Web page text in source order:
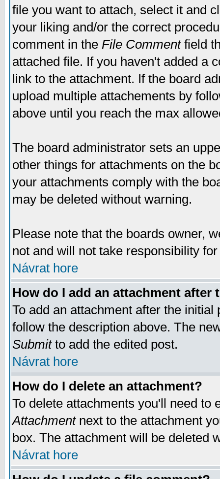
file you want to attach, select it and
your liking and/or the correct
comment in the File Commentfield
attached file. If you haven't added a
link to the attachment. If the board
upload multiple attachements by
above until you reach the max
The board administrator sets an
other things for attachments on the
your attachments comply with the
may be deleted without warning.
Please note that the boards owner,
not and will not take responsibility
Návrat hore
How do I add an attachment after
To add an attachment after the
follow the description above. The
Submitto add the edited post.
Návrat hore
How do I delete an attachment?
To delete attachments you'll need
Attachmentnext to the attachment
box. The attachment will be deleted
Návrat hore